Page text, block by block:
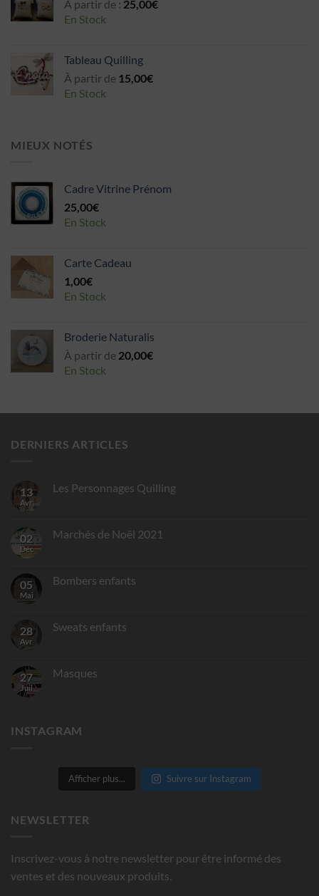
À partir de : 25,00€
En Stock
Tableau Quilling
À partir de 15,00€
En Stock
MIEUX NOTÉS
Cadre Vitrine Prénom
25,00€
En Stock
Carte Cadeau
1,00€
En Stock
Broderie Naturalis
À partir de 20,00€
En Stock
DERNIERS ARTICLES
13
Avr
Les Personnages Quilling
02
Déc
Marchés de Noël 2021
05
Mai
Bombers enfants
28
Avr
Sweats enfants
27
Juil
Masques
INSTAGRAM
Afficher plus... Suivre sur Instagram
NEWSLETTER
Inscrivez-vous à notre newsletter pour être informé des
ventes et des nouveaux produits.